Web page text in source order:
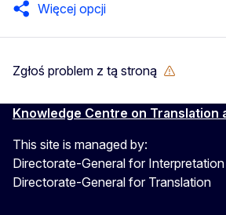
Więcej opcji
Zgłoś problem z tą stroną
Knowledge Centre on Translation
This site is managed by:
Directorate-General for Interpretation
Directorate-General for Translation